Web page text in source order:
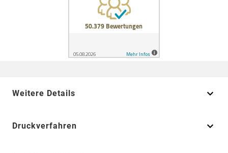
Weitere Details
Druckverfahren